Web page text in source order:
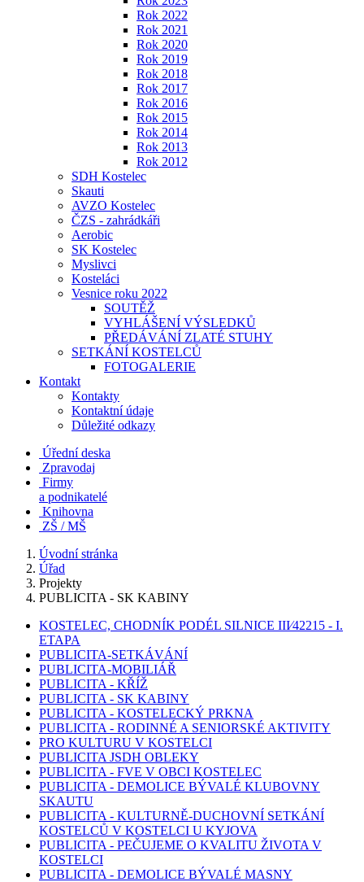
Rok 2022
Rok 2021
Rok 2020
Rok 2019
Rok 2018
Rok 2017
Rok 2016
Rok 2015
Rok 2014
Rok 2013
Rok 2012
SDH Kostelec
Skauti
AVZO Kostelec
ČZS - zahrádkáři
Aerobic
SK Kostelec
Myslivci
Kosteláci
Vesnice roku 2022
SOUTĚŽ
VYHLÁŠENÍ VÝSLEDKŮ
PŘEDÁVÁNÍ ZLATÉ STUHY
SETKÁNÍ KOSTELCŮ
FOTOGALERIE
Kontakt
Kontakty
Kontaktní údaje
Důležité odkazy
Úřední deska
Zpravodaj
Firmy
a podnikatelé
Knihovna
ZŠ / MŠ
Úvodní stránka
Úřad
Projekty
PUBLICITA - SK KABINY
KOSTELEC, CHODNÍK PODÉL SILNICE III⁄42215 - I.
ETAPA
PUBLICITA-SETKÁVÁNÍ
PUBLICITA-MOBILIÁŘ
PUBLICITA - KŘÍŽ
PUBLICITA - SK KABINY
PUBLICITA - KOSTELECKÝ PRKNA
PUBLICITA - RODINNÉ A SENIORSKÉ AKTIVITY
PRO KULTURU V KOSTELCI
PUBLICITA JSDH OBLEKY
PUBLICITA - FVE V OBCI KOSTELEC
PUBLICITA - DEMOLICE BÝVALÉ KLUBOVNY
SKAUTU
PUBLICITA - KULTURNĚ-DUCHOVNÍ SETKÁNÍ
KOSTELCŮ V KOSTELCI U KYJOVA
PUBLICITA - PEČUJEME O KVALITU ŽIVOTA V
KOSTELCI
PUBLICITA - DEMOLICE BÝVALÉ MASNY